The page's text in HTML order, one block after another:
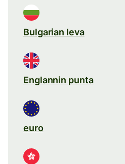
Bulgarian leva
Englannin punta
euro